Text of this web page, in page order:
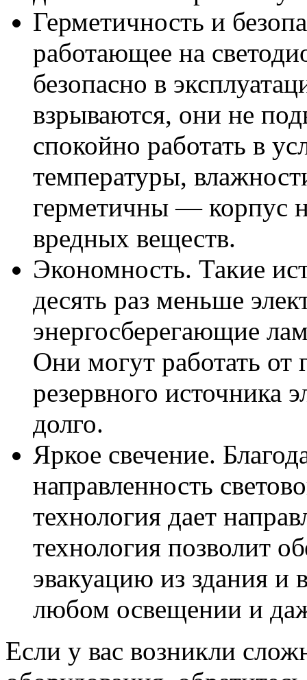
Герметичность и
работающее на
безопасно в
взрываются, они не
спокойно работать в
температуры,
герметичны — корпус
вредных веществ.
Экономность. Такие
десять раз меньше
энергосберегающие
Они могут работать от
резервного источника
долго.
Яркое свечение.
направленность
технология дает
технология позволит
эвакуацию из здания и
любом освещении и
Если у вас возникли